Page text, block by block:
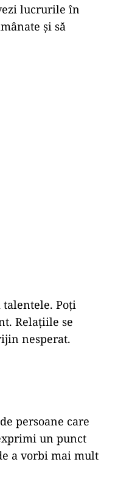
lucrurile în
și să
talentele. Poți
Relațiile se
nesperat.
de persoane care
un punct
a vorbi mai mult